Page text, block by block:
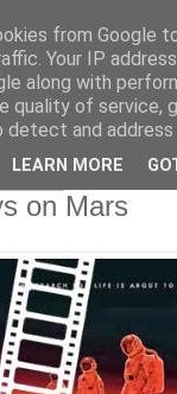
on Mars
from Google
Your IP
along with
quality of service,
and address
LEARN MORE